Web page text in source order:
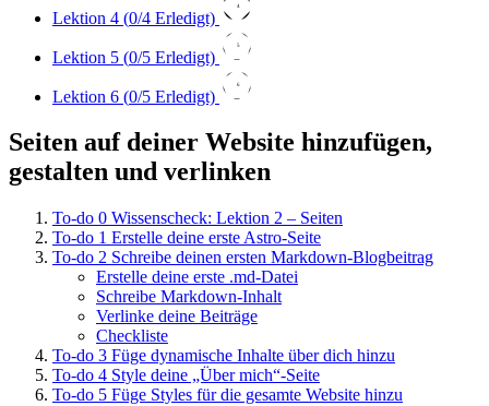
Lektion 4 (0/4 Erledigt)
4
Lektion 5 (0/5 Erledigt)
5
Lektion 6 (0/5 Erledigt)
6
Seiten auf deiner Website hinzufügen,
gestalten und verlinken
To-do 0 Wissenscheck: Lektion 2 – Seiten
To-do 1 Erstelle deine erste Astro-Seite
To-do 2 Schreibe deinen ersten Markdown-Blogbeitrag
Erstelle deine erste .md-Datei
Schreibe Markdown-Inhalt
Verlinke deine Beiträge
Checkliste
To-do 3 Füge dynamische Inhalte über dich hinzu
To-do 4 Style deine „Über mich“-Seite
To-do 5 Füge Styles für die gesamte Website hinzu